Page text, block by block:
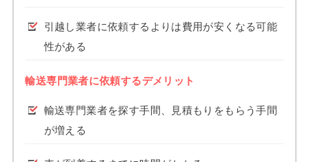
引越し業者に依頼するよりは費用が安くなる可能
性がある
輸送専門業者に依頼するデメリット
輸送専門業者を探す手間、見積もりをもらう手間
が増える